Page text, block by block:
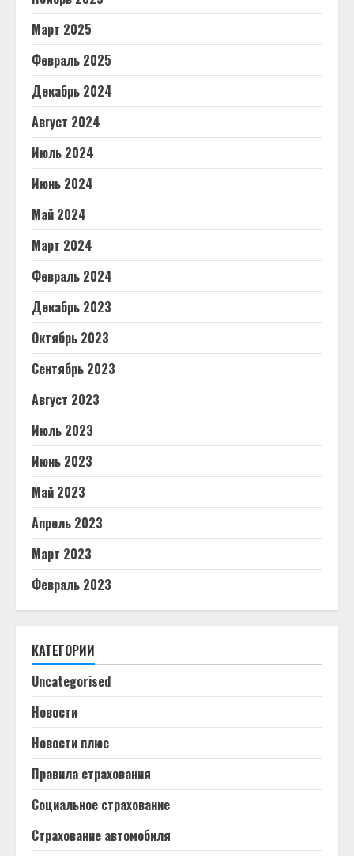
Март 2025
Февраль 2025
Декабрь 2024
Август 2024
Июль 2024
Июнь 2024
Май 2024
Март 2024
Февраль 2024
Декабрь 2023
Октябрь 2023
Сентябрь 2023
Август 2023
Июль 2023
Июнь 2023
Май 2023
Апрель 2023
Март 2023
Февраль 2023
КАТЕГОРИИ
Uncategorised
Новости
Новости плюс
Правила страхования
Социальное страхование
Страхование автомобиля